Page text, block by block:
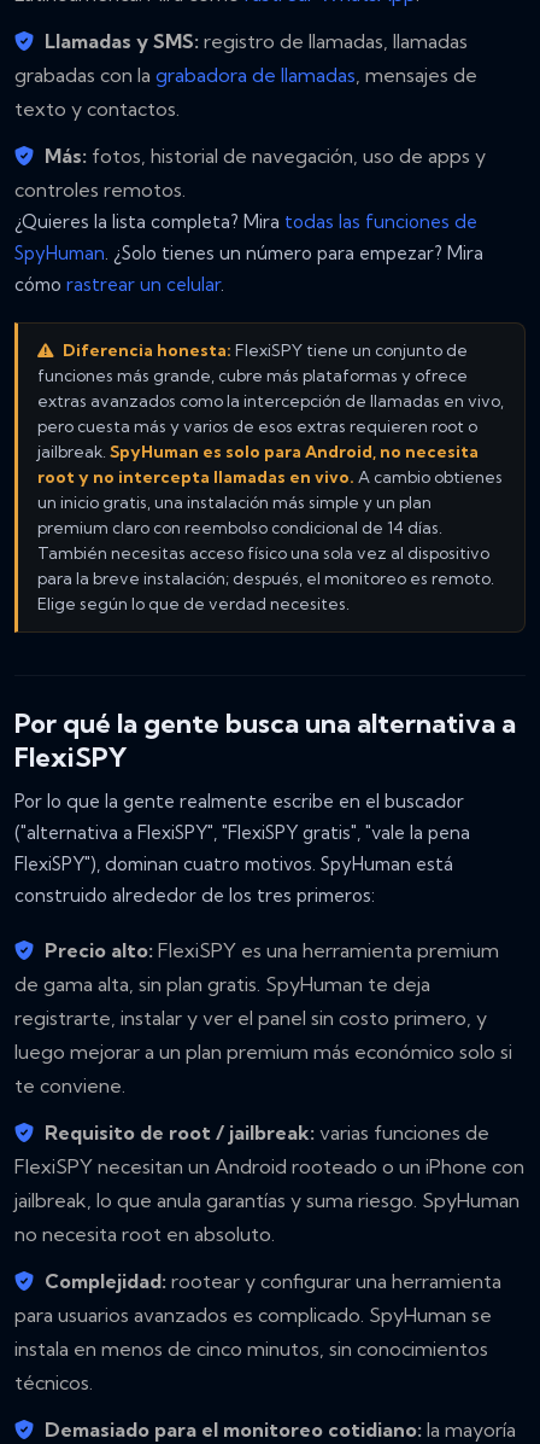
Llamadas y SMS: registro de llamadas, llamadas
grabadas con la grabadora de llamadas, mensajes de
texto y contactos.
Más: fotos, historial de navegación, uso de apps y
controles remotos.
¿Quieres la lista completa? Mira todas las funciones de
SpyHuman. ¿Solo tienes un número para empezar? Mira
cómo rastrear un celular.
Diferencia honesta: FlexiSPY tiene un conjunto de
funciones más grande, cubre más plataformas y ofrece
extras avanzados como la intercepción de llamadas en vivo,
pero cuesta más y varios de esos extras requieren root o
jailbreak. SpyHuman es solo para Android, no necesita
root y no intercepta llamadas en vivo. A cambio obtienes
un inicio gratis, una instalación más simple y un plan
premium claro con reembolso condicional de 14 días.
También necesitas acceso físico una sola vez al dispositivo
para la breve instalación; después, el monitoreo es remoto.
Elige según lo que de verdad necesites.
Por qué la gente busca una alternativa a
FlexiSPY
Por lo que la gente realmente escribe en el buscador
("alternativa a FlexiSPY", "FlexiSPY gratis", "vale la pena
FlexiSPY"), dominan cuatro motivos. SpyHuman está
construido alrededor de los tres primeros:
Precio alto: FlexiSPY es una herramienta premium
de gama alta, sin plan gratis. SpyHuman te deja
registrarte, instalar y ver el panel sin costo primero, y
luego mejorar a un plan premium más económico solo si
te conviene.
Requisito de root / jailbreak: varias funciones de
FlexiSPY necesitan un Android rooteado o un iPhone con
jailbreak, lo que anula garantías y suma riesgo. SpyHuman
no necesita root en absoluto.
Complejidad: rootear y configurar una herramienta
para usuarios avanzados es complicado. SpyHuman se
instala en menos de cinco minutos, sin conocimientos
técnicos.
Demasiado para el monitoreo cotidiano: la mayoría